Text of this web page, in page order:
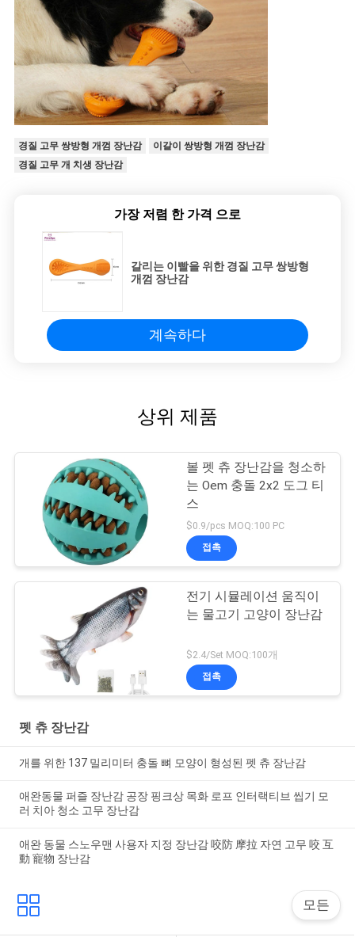
경질 고무 쌍방형 개껌 장난감
이갈이 쌍방형 개껌 장난감
경질 고무 개 치생 장난감
가장 저렴 한 가격 으로
갈리는 이빨을 위한 경질 고무 쌍방형
개껌 장난감
계속하다
상위 제품
볼 펫 츄 장난감을 청소하
는 Oem 충돌 2x2 도그 티
스
$0.9/pcs MOQ:100 PC
접촉
전기 시뮬레이션 움직이
는 물고기 고양이 장난감
$2.4/Set MOQ:100개
접촉
펫 츄 장난감
개를 위한 137 밀리미터 충돌 뼈 모양이 형성된 펫 츄 장난감
애완동물 퍼즐 장난감 공장 핑크상 목화 로프 인터랙티브 씹기 모
러 치아 청소 고무 장난감
애완 동물 스노우맨 사용자 지정 장난감 咬防 摩拉 자연 고무 咬 互
動 寵物 장난감
모든